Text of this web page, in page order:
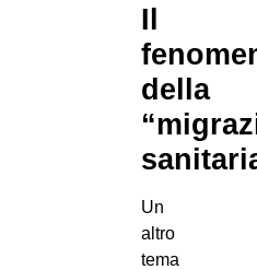
Il
della
Un
altro
tema